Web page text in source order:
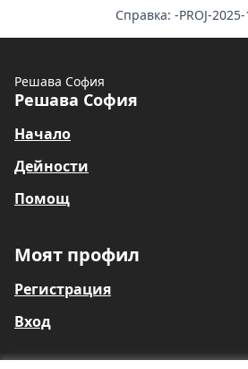
Справка: -PROJ-
Решава София
Решава София
Начало
Дейности
Помощ
Моят профил
Регистрация
Вход